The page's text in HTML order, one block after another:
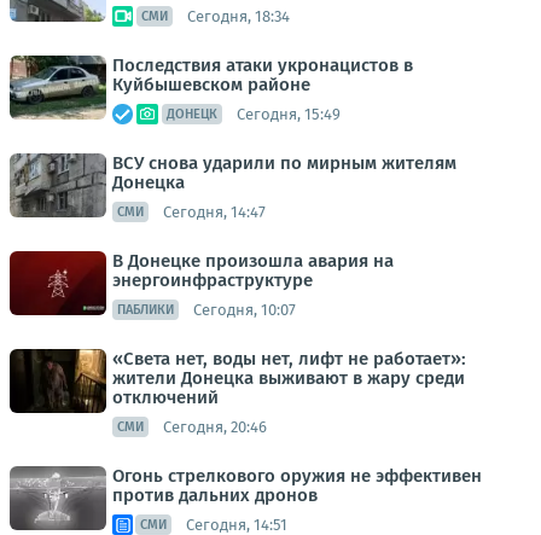
СМИ Сегодня, 18:34
Последствия атаки укронацистов в
Куйбышевском районе
ДОНЕЦК Сегодня, 15:49
ВСУ снова ударили по мирным жителям
Донецка
СМИ Сегодня, 14:47
В Донецке произошла авария на
энергоинфраструктуре
ПАБЛИКИ Сегодня, 10:07
«Света нет, воды нет, лифт не работает»:
жители Донецка выживают в жару среди
отключений
СМИ Сегодня, 20:46
Огонь стрелкового оружия не эффективен
против дальних дронов
СМИ Сегодня, 14:51